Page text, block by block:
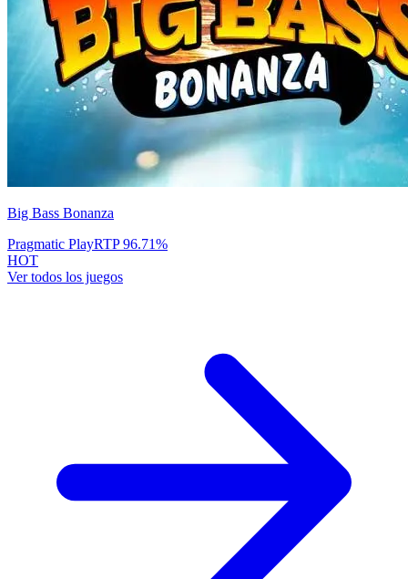
Big Bass Bonanza
Pragmatic PlayRTP96.71%
HOT
Ver todos los juegos